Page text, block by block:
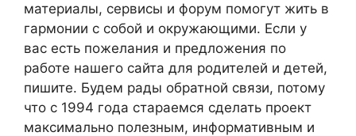
материалы, сервисы и форум помогут жить в
гармонии с собой и окружающими. Если у
вас есть пожелания и предложения по
работе нашего сайта для родителей и детей,
пишите. Будем рады обратной связи, потому
что c 1994 года стараемся сделать проект
максимально полезным, информативным и